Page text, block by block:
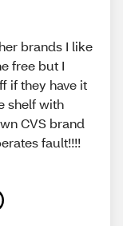
brands I like
free but I
if they have it
shelf with
CVS brand
fault!!!!